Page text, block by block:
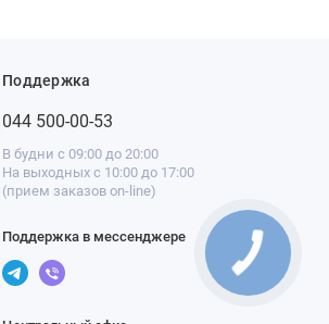
Поддержка
044 500-00-53
В будни с 09:00 до 20:00
На выходных с 10:00 до 17:00
(прием заказов on-line)
Поддержка в мессенджере